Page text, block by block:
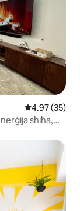
Rating
4.97 (35)
sħiħa,